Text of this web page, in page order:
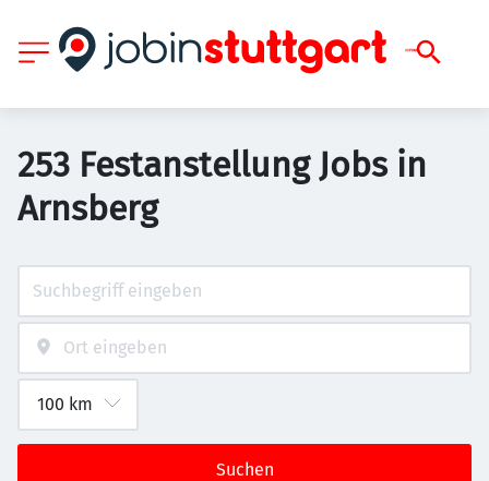
253 Festanstellung Jobs in
Arnsberg
Suchen